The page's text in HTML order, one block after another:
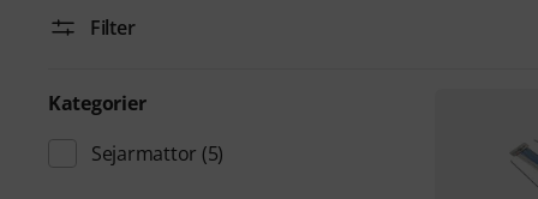
Filter
Kategorier
Sejarmattor (5)